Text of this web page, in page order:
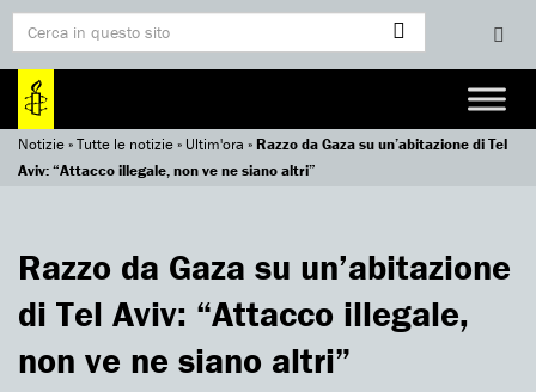
Notizie»Tutte le notizie» Ultim'ora »Razzo da Gaza su un’abitazione di Tel
Aviv: “Attacco illegale, non ve ne siano altri”
Razzo da Gaza su un’abitazione
di Tel Aviv: “Attacco illegale,
non ve ne siano altri”